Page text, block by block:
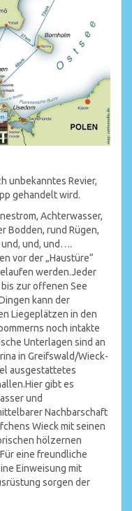
unbekanntes Revier,
gehandelt wird.
Achterwasser,
Bodden, rund Rügen,
und, und, und….
vor der „Haustüre“
werden.Jeder
zur offenen See
kann der
Liegeplätzen in den
noch intakte
Unterlagen sind an
in Greifswald/Wieck-
ausgestattetes
gibt es
und
Nachbarschaft
Wieck mit seinen
hölzernen
eine freundliche
Einweisung mit
sorgen der